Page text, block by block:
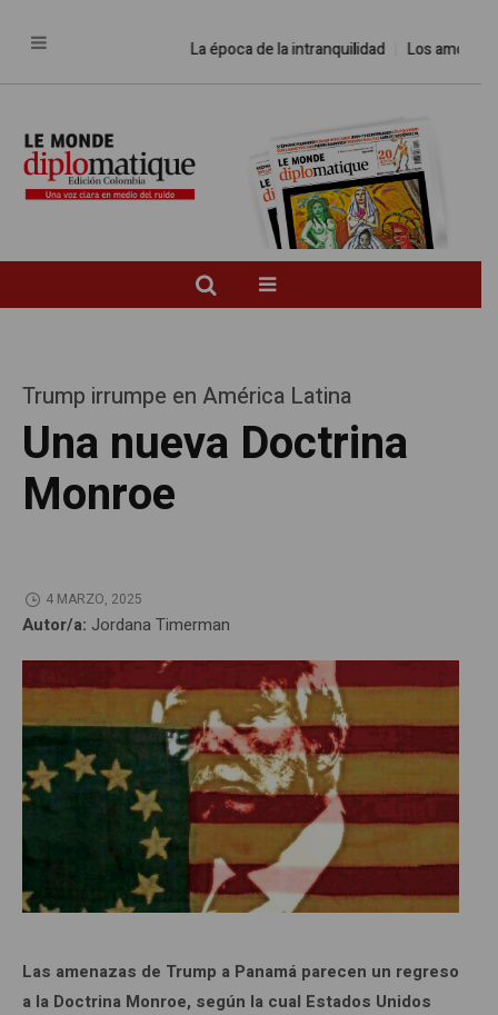
La época de la intranquilidad Los amos del
Trump irrumpe en América Latina
Una nueva Doctrina
Monroe
4 MARZO, 2025
Autor/a: Jordana Timerman
Las amenazas de Trump a Panamá parecen un regreso
a la Doctrina Monroe, según la cual Estados Unidos